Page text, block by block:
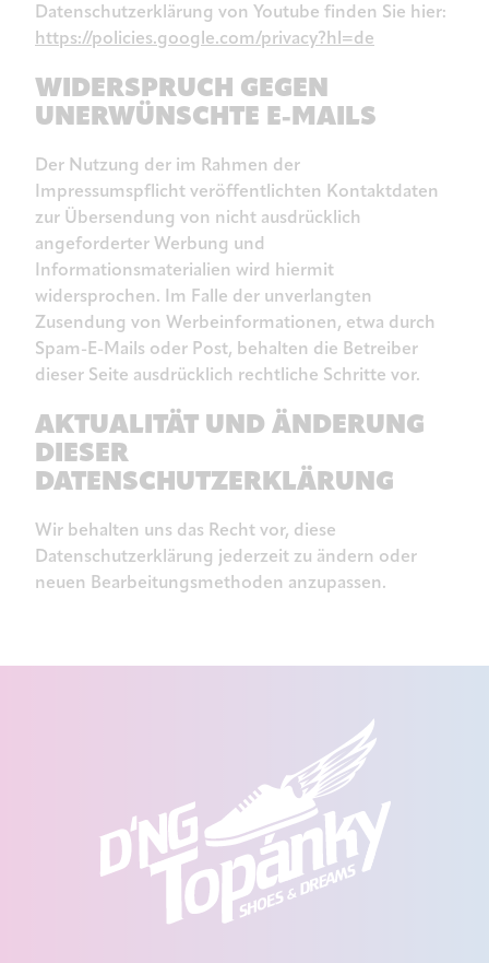
Datenschutzerklärung von Youtube finden Sie hier:
https://policies.google.com/privacy?hl=de
WIDERSPRUCH GEGEN
UNERWÜNSCHTE E-MAILS
Der Nutzung der im Rahmen der
Impressumspflicht veröffentlichten Kontaktdaten
zur Übersendung von nicht ausdrücklich
angeforderter Werbung und
Informationsmaterialien wird hiermit
widersprochen. Im Falle der unverlangten
Zusendung von Werbeinformationen, etwa durch
Spam-E-Mails oder Post, behalten die Betreiber
dieser Seite ausdrücklich rechtliche Schritte vor.
AKTUALITÄT UND ÄNDERUNG
DIESER
DATENSCHUTZERKLÄRUNG
Wir behalten uns das Recht vor, diese
Datenschutzerklärung jederzeit zu ändern oder
neuen Bearbeitungsmethoden anzupassen.